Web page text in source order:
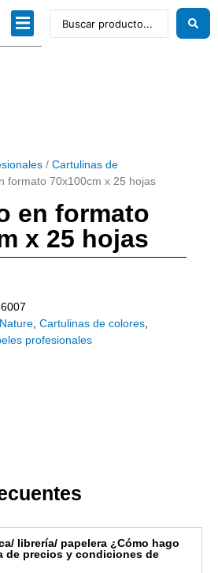
/ Cartulinas de
formato 70x100cm x 25 hojas
en formato
x 25 hojas
Cartulinas de colores
profesionales
librería/ papelera ¿Cómo hago
de precios y condiciones de